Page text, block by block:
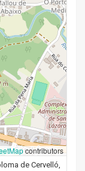
contributors
de Cervelló,